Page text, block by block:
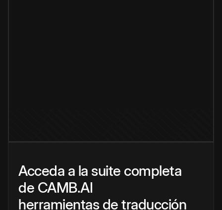
Acceda a la suite completa
de CAMB.AI
herramientas de traducción